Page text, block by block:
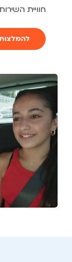
חוויית